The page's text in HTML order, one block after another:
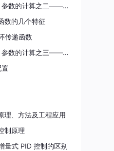
电力电子中 PI 参数的计算之二——应配置成什么样的系统呢？
数的几个特征
传递函数
电力电子中 PI 参数的计算之三——如何确定电流环的 PI 参数？
置
理、方法及工程应用
制原理
量式 PID 控制的区别